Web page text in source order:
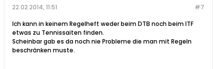
#7
22.02.2014, 11:51
Ich kann in keinem Regelheft weder beim DTB noch beim ITF
etwas zu Tennissaiten finden.
Scheinbar gab es da noch nie Probleme die man mit Regeln
beschränken muste.